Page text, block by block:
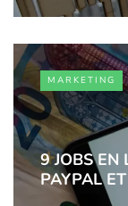
MARKETING
9 JOBS EN
PAYPAL